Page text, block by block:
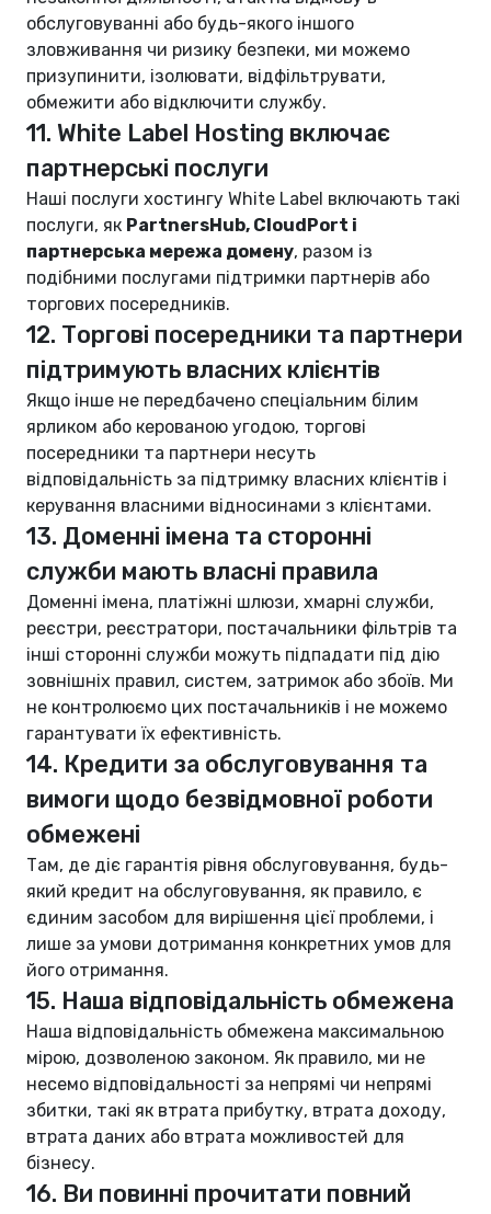
обслуговуванні або будь-якого іншого
зловживання чи ризику безпеки, ми можемо
призупинити, ізолювати, відфільтрувати,
обмежити або відключити службу.
11. White Label Hosting включає
партнерські послуги
Наші послуги хостингу White Label включають такі
послуги, як PartnersHub, CloudPort і
партнерська мережа домену, разом із
подібними послугами підтримки партнерів або
торгових посередників.
12. Торгові посередники та партнери
підтримують власних клієнтів
Якщо інше не передбачено спеціальним білим
ярликом або керованою угодою, торгові
посередники та партнери несуть
відповідальність за підтримку власних клієнтів і
керування власними відносинами з клієнтами.
13. Доменні імена та сторонні
служби мають власні правила
Доменні імена, платіжні шлюзи, хмарні служби,
реєстри, реєстратори, постачальники фільтрів та
інші сторонні служби можуть підпадати під дію
зовнішніх правил, систем, затримок або збоїв. Ми
не контролюємо цих постачальників і не можемо
гарантувати їх ефективність.
14. Кредити за обслуговування та
вимоги щодо безвідмовної роботи
обмежені
Там, де діє гарантія рівня обслуговування, будь-
який кредит на обслуговування, як правило, є
єдиним засобом для вирішення цієї проблеми, і
лише за умови дотримання конкретних умов для
його отримання.
15. Наша відповідальність обмежена
Наша відповідальність обмежена максимальною
мірою, дозволеною законом. Як правило, ми не
несемо відповідальності за непрямі чи непрямі
збитки, такі як втрата прибутку, втрата доходу,
втрата даних або втрата можливостей для
бізнесу.
16. Ви повинні прочитати повний